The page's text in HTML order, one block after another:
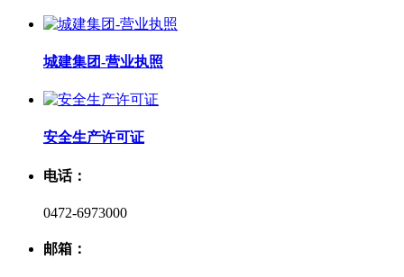
城建集团-营业执照
安全生产许可证
电话：
0472-6973000
邮箱：